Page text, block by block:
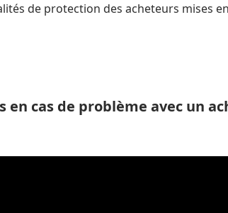
de protection des acheteurs mises
cas de problème avec un